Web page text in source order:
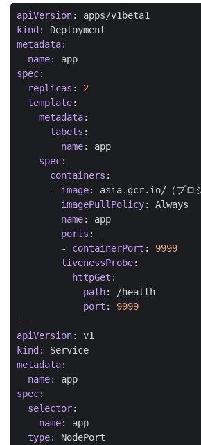
apiVersion:
apps/v1beta1
kind :
Deployment
metadata:
name:
app
spec:
replicas :
2
template:
metadata:
labels :
name:
app
spec:
containers :
- image:
asia.gcr.io/（プロジ
imagePullPolicy:
Always
name:
app
ports :
- containerPort :
9999
livenessProbe:
httpGet :
path:
/health
port :
9999
---
apiVersion:
v1
kind :
Service
metadata:
name:
app
spec:
selector:
name:
app
type:
NodePort